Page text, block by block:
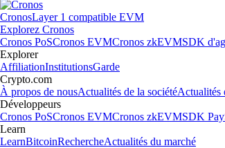
CronosLayer 1 compatible EVM
Explorez Cronos
Cronos PoSCronos EVMCronos zkEVMSDK
Explorer
AffiliationInstitutionsGarde
Crypto.com
À propos de nousActualités de la sociétéActualités
Développeurs
Cronos PoSCronos EVMCronos zkEVMSDK Pay
Learn
LearnBitcoinRechercheActualités du marché